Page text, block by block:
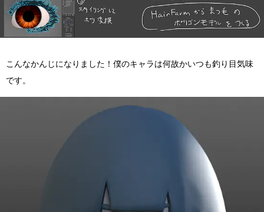
こんなかんじになりました！僕のキャラは何故かいつも釣り目気味
です。